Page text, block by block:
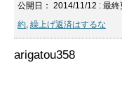
公開日： 2014/11/12 : 最
約, 繰上げ返済はするな
arigatou358